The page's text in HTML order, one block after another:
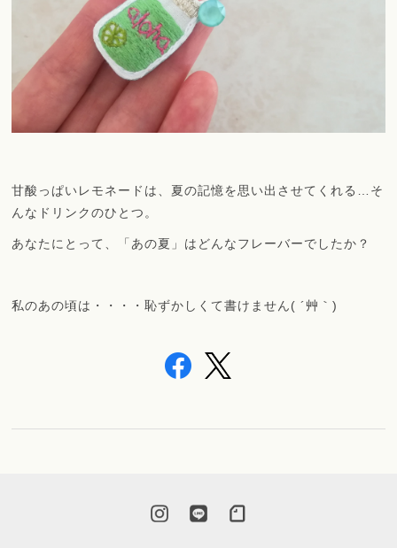
甘酸っぱいレモネードは、夏の記憶を思い出させてくれる…そ
んなドリンクのひとつ。
あなたにとって、「あの夏」はどんなフレーバーでしたか？
私のあの頃は・・・・恥ずかしくて書けません( ´艸｀)